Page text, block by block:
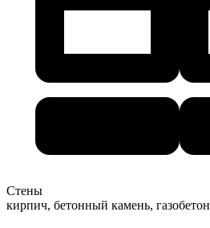
Стены
кирпич, бетонный камень, газобетон